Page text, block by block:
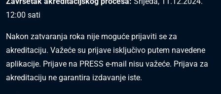
12:00 sati
Nakon zatvaranja roka nije moguće prijaviti se za
akreditaciju. Važeće su prijave isključivo putem navedene
aplikacije. Prijave na PRESS e-mail nisu važeće. Prijava za
akreditaciju ne garantira izdavanje iste.